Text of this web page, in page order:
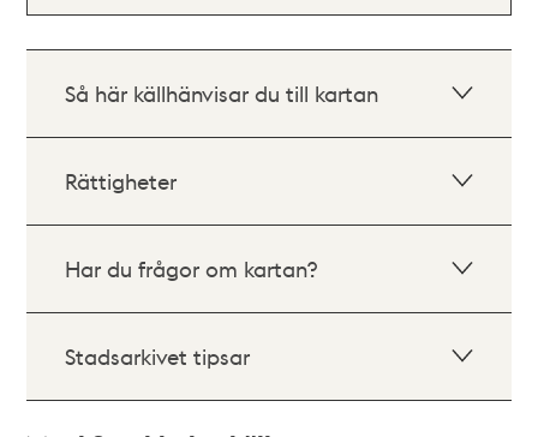
Så här källhänvisar du till kartan
Rättigheter
Har du frågor om kartan?
Stadsarkivet tipsar